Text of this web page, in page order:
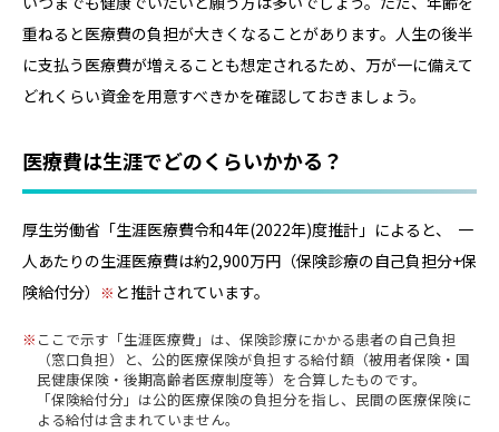
重ねると医療費の負担が大きくなることがあります。人生の後半
に支払う医療費が増えることも想定されるため、万が一に備えて
どれくらい資金を用意すべきかを確認しておきましょう。
医療費は生涯でどのくらいかかる？
厚生労働省「生涯医療費令和4年(2022年)度推計」によると、 一
人あたりの生涯医療費は約2,900万円（保険診療の自己負担分+保
険給付分）
と推計されています。
ここで示す「生涯医療費」は、保険診療にかかる患者の自己負担
（窓口負担）と、公的医療保険が負担する給付額（被用者保険・国
民健康保険・後期高齢者医療制度等）を合算したものです。
「保険給付分」は公的医療保険の負担分を指し、民間の医療保険に
よる給付は含まれていません。